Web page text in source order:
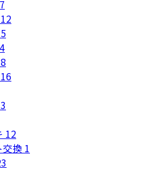
12
5
8
16
3
12
換 1